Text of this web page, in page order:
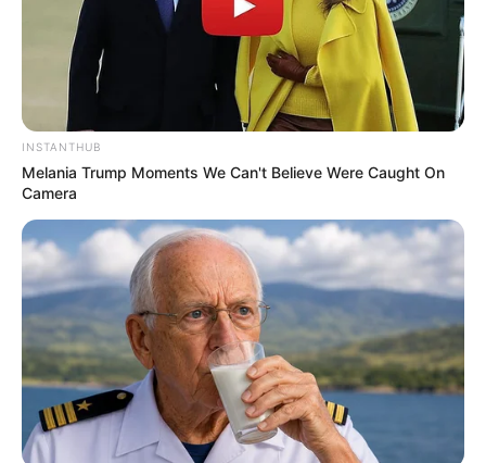
Fail! 10 Potret Makanan Gagal
Dimasak yang Bikin Kamu
Nggak Selera
10 Pose Manekin Anti
INSTANTHUB
Melania Trump Moments We Can't Believe Were Caught On
Camera